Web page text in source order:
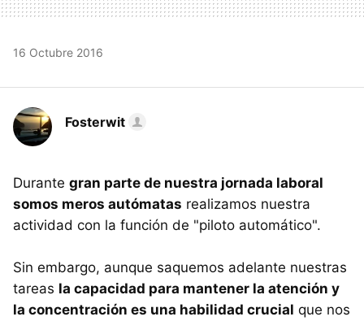
16 Octubre 2016
Fosterwit
Durante gran parte de nuestra jornada laboral
somos meros autómatas realizamos nuestra
actividad con la función de "piloto automático".
Sin embargo, aunque saquemos adelante nuestras
tareas la capacidad para mantener la atención y
la concentración es una habilidad crucial que nos